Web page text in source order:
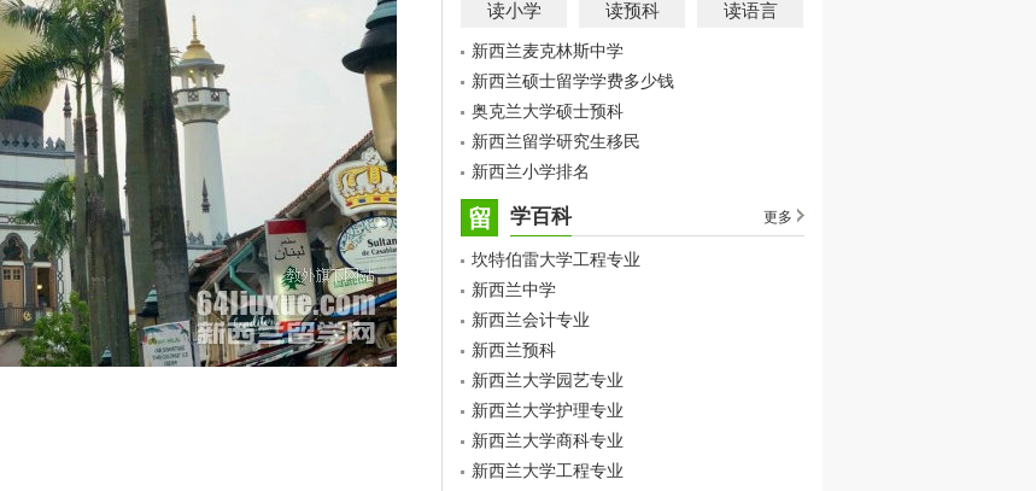
读小学 读预科 读语言
新西兰麦克林斯中学
新西兰硕士留学学费多少钱
奥克兰大学硕士预科
新西兰留学研究生移民
新西兰小学排名
留 学百科 更多
坎特伯雷大学工程专业
新西兰中学
新西兰会计专业
新西兰预科
新西兰大学园艺专业
新西兰大学护理专业
新西兰大学商科专业
新西兰大学工程专业